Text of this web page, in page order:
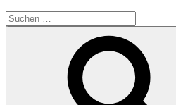
Suchen
nach: